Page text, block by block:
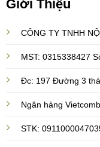
Giới Thiệu
CÔNG TY TNHH
MST: 0315338427
Đc: 197 Đường 3
Ngân hàng
STK: